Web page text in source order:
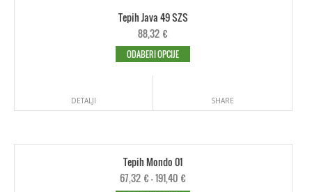
Tepih Java 49 SZS
88,32 €
ODABERI OPCIJE
DETALJI SHARE
Tepih Mondo 01
67,32 €–191,40 €